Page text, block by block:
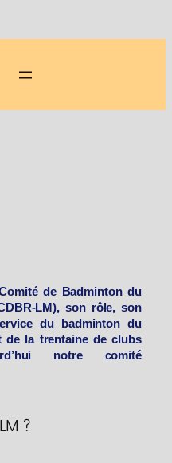
de Badminton du
LM), son rôle, son
du badminton du
de la trentaine de clubs
notre comité
?